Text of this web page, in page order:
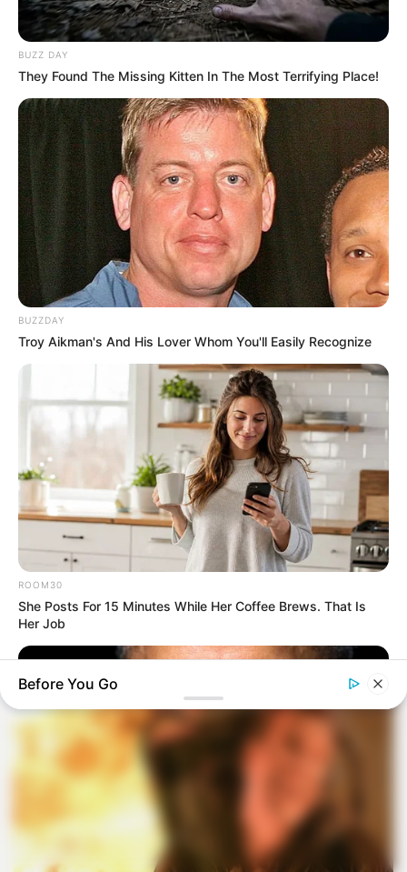
BUZZ DAY
They Found The Missing Kitten In The Most Terrifying Place!
BUZZDAY
Troy Aikman's And His Lover Whom You'll Easily Recognize
ROOM30
She Posts For 15 Minutes While Her Coffee Brews. That Is
Her Job
BUZZ DAY
Before You Go